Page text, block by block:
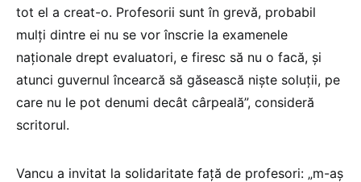
tot el a creat-o. Profesorii sunt în grevă, probabil
mulți dintre ei nu se vor înscrie la examenele
naționale drept evaluatori, e firesc să nu o facă, și
atunci guvernul încearcă să găsească niște soluții, pe
care nu le pot denumi decât cârpeală”, consideră
scritorul.
Vancu a invitat la solidaritate față de profesori: „m-aș